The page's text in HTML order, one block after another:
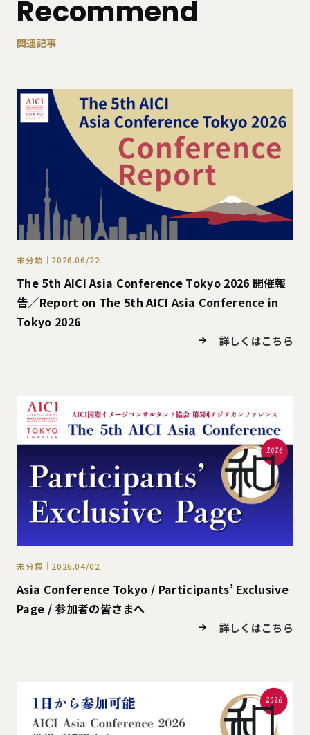
Recommend
関連記事
未分類｜2026.06/22
The 5th AICI Asia Conference Tokyo 2026 開催報
告／Report on The 5th AICI Asia Conference in
Tokyo 2026
詳しくはこちら
未分類｜2026.04/02
Asia Conference Tokyo / Participants’ Exclusive
Page / 参加者の皆さまへ
詳しくはこちら